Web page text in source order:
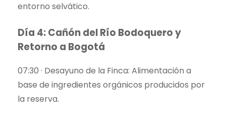
entorno selvático.
Día 4: Cañón del Río Bodoquero y
Retorno a Bogotá
07:30 · Desayuno de la Finca: Alimentación a
base de ingredientes orgánicos producidos por
la reserva.